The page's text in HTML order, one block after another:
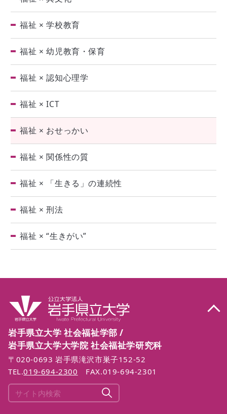
福祉 × 学校教育
福祉 × 幼児教育・保育
福祉 × 認知心理学
福祉 × ICT
福祉 × おせっかい
福祉 × 関係性の質
福祉 × 「生きる」の連続性
福祉 × 刑法
福祉 × “生きがい”
岩手県立大学 社会福祉学部 /
岩手県立大学大学院 社会福祉学研究科
〒020-0693 岩手県滝沢市巣子152-52
TEL.019-694-2300 FAX.019-694-2301